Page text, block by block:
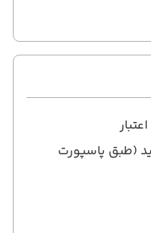
عکس رنگی 5*5 جدید (طبق پاسپورت